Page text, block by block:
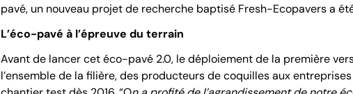
pavé, un nouveau projet de recherche baptisé Fresh-Ecopavers a
L’éco-pavé à l’épreuve du terrain
Avant de lancer cet éco-pavé 2.0, le déploiement de la première
l’ensemble de la filière, des producteurs de coquilles aux